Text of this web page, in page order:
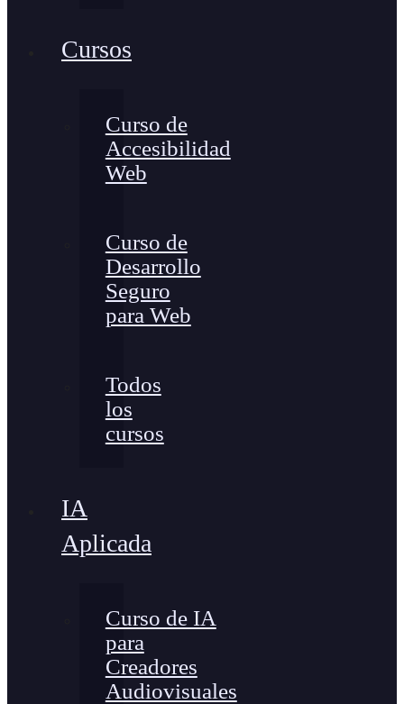
Cursos
Curso de
Accesibilidad
Web
Curso de
Desarrollo
Seguro
para Web
Todos
los
cursos
IA
Aplicada
Curso de IA
para
Creadores
Audiovisuales